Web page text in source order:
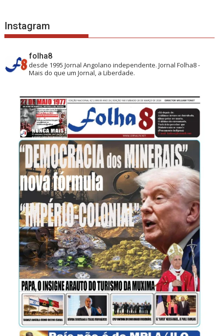
Instagram
folha8
desde 1995 Jornal Angolano independente.Jornal Folha8 -
Mais do que um Jornal, a Liberdade.